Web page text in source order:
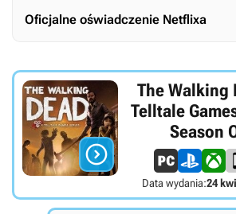
Oficjalne oświadczenie Netflixa

The Walking
Telltale
Season
Data wydania:24